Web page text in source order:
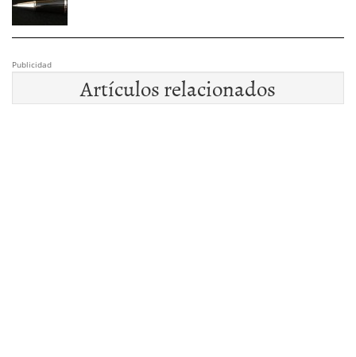
Publicidad
Artículos relacionados